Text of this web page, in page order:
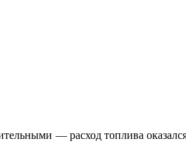
— расход топлива